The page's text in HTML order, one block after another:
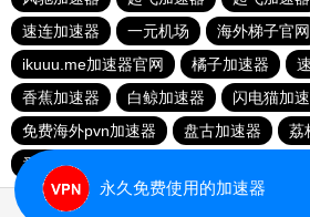
速连加速器
一元机场 海外梯子官网
ikuuu.me加速器官网
橘子加速器
香蕉加速器
白鲸加速器 闪电猫加
免费海外pvn加速器
盘古加速器
荔
番石榴加速器
永久免费使用的加速器